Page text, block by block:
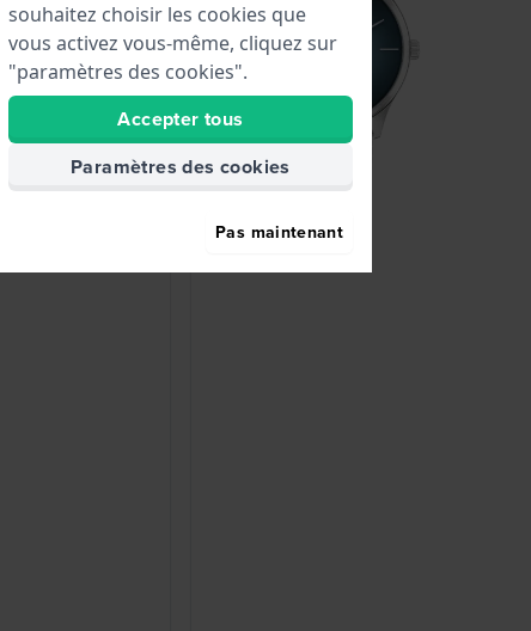
souhaitez choisir les cookies que
vous activez vous-même, cliquez sur
"paramètres des cookies".
Accepter tous
Paramètres des cookies
Pas maintenant